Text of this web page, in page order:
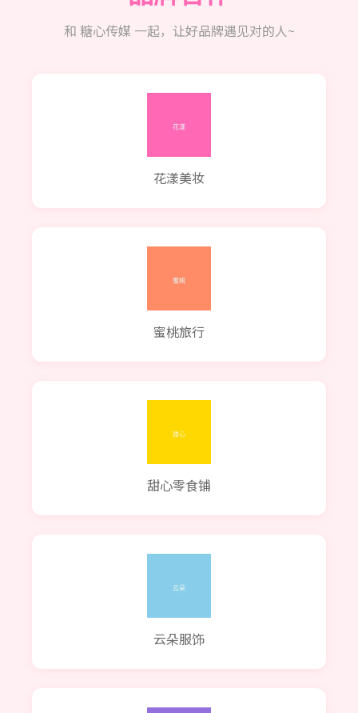
和 糖心传媒 一起，让好品牌遇见对的人~
花漾美妆
蜜桃旅行
甜心零食铺
云朵服饰